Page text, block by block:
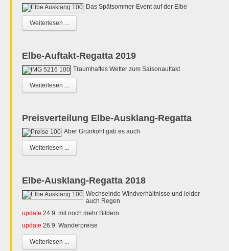
Das Spätsommer-Event auf der Elbe
Weiterlesen ...
Elbe-Auftakt-Regatta 2019
Traumhaftes Wetter zum Saisonauftakt
Weiterlesen ...
Preisverteilung Elbe-Ausklang-Regatta
Aber Grünkohl gab es auch
Weiterlesen ...
Elbe-Ausklang-Regatta 2018
Wechselnde Windverhältnisse und leider
auch Regen
update 24.9. mit noch mehr Bildern
update 26.9. Wanderpreise
Weiterlesen ...